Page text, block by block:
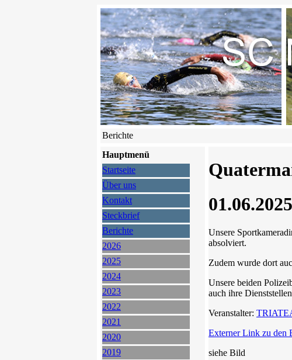
Berichte
Hauptmenü
Startseite
Über uns
Kontakt
Steckbrief
Berichte
2026
2025
2024
2023
2022
2021
2020
2019
01.06.2025
Unsere
absolviert.
Zudem wurde dort
Unsere beiden
auch ihre
Veranstalter:
Externer Link zu den
siehe Bild